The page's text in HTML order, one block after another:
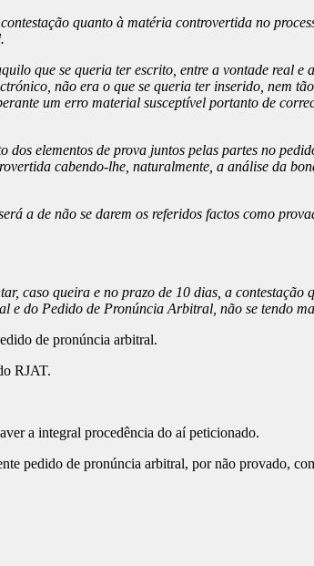
quanto à matéria controvertida no
que se queria ter escrito, entre a vontade real e
não era o que se queria ter inserido, nem
um erro material susceptível portanto de
elementos de prova juntos pelas partes no
cabendo-lhe, naturalmente, a análise da
a de não se darem os referidos factos como
caso queira e no prazo de 10 dias, a
do Pedido de Pronúncia Arbitral, não se tendo
de pronúncia arbitral.
RJAT.
a integral procedência do aí peticionado.
pedido de pronúncia arbitral, por não provado,